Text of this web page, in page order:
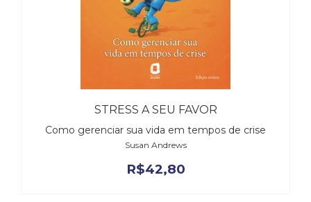
STRESS A SEU FAVOR
Como gerenciar sua vida em tempos de crise
Susan Andrews
R$42,80